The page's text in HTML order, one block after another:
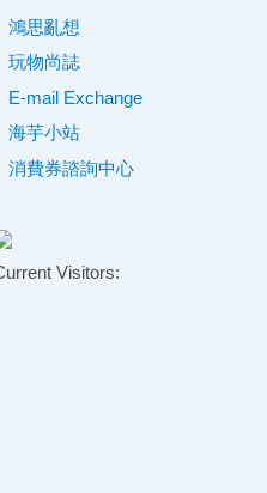
至指定發放所領取消費券
☆1月18日未領取者
第二階段請於
至指定郵局領取
月18日起，
儘可能依通知書建議的
鴻思亂想
玩物尚誌
E-mail Exchange
海芋小站
消費券諮詢中心
Visitors: